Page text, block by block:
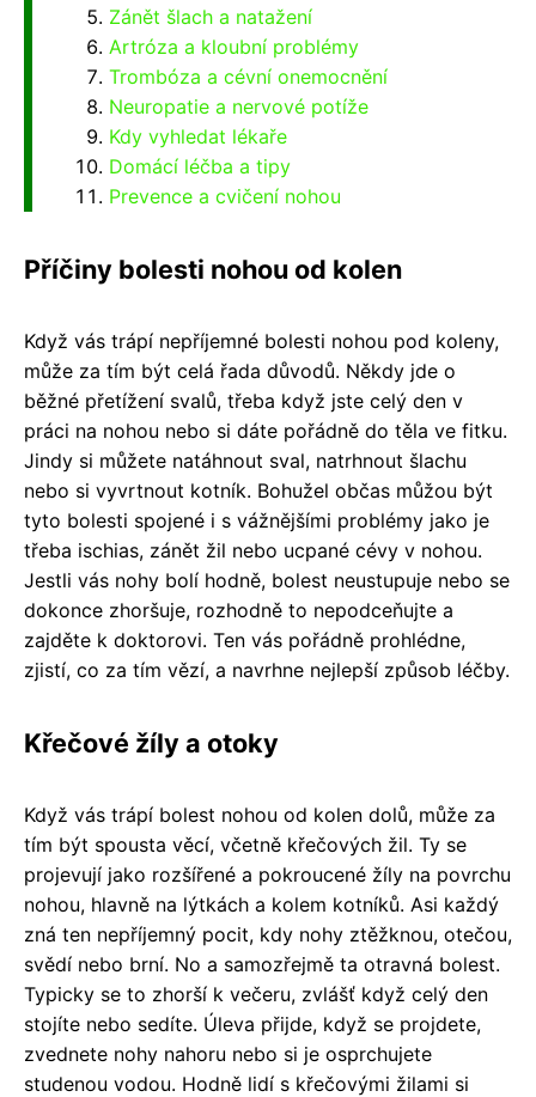
Zánět šlach a natažení
Artróza a kloubní problémy
Trombóza a cévní onemocnění
Neuropatie a nervové potíže
Kdy vyhledat lékaře
Domácí léčba a tipy
Prevence a cvičení nohou
Příčiny bolesti nohou od kolen
Když vás trápí nepříjemné bolesti nohou pod koleny,
může za tím být celá řada důvodů. Někdy jde o
běžné přetížení svalů, třeba když jste celý den v
práci na nohou nebo si dáte pořádně do těla ve fitku.
Jindy si můžete natáhnout sval, natrhnout šlachu
nebo si vyvrtnout kotník. Bohužel občas můžou být
tyto bolesti spojené i s vážnějšími problémy jako je
třeba ischias, zánět žil nebo ucpané cévy v nohou.
Jestli vás nohy bolí hodně, bolest neustupuje nebo se
dokonce zhoršuje, rozhodně to nepodceňujte a
zajděte k doktorovi. Ten vás pořádně prohlédne,
zjistí, co za tím vězí, a navrhne nejlepší způsob léčby.
Křečové žíly a otoky
Když vás trápí bolest nohou od kolen dolů, může za
tím být spousta věcí, včetně křečových žil. Ty se
projevují jako rozšířené a pokroucené žíly na povrchu
nohou, hlavně na lýtkách a kolem kotníků. Asi každý
zná ten nepříjemný pocit, kdy nohy ztěžknou, otečou,
svědí nebo brní. No a samozřejmě ta otravná bolest.
Typicky se to zhorší k večeru, zvlášť když celý den
stojíte nebo sedíte. Úleva přijde, když se projdete,
zvednete nohy nahoru nebo si je osprchujete
studenou vodou. Hodně lidí s křečovými žilami si